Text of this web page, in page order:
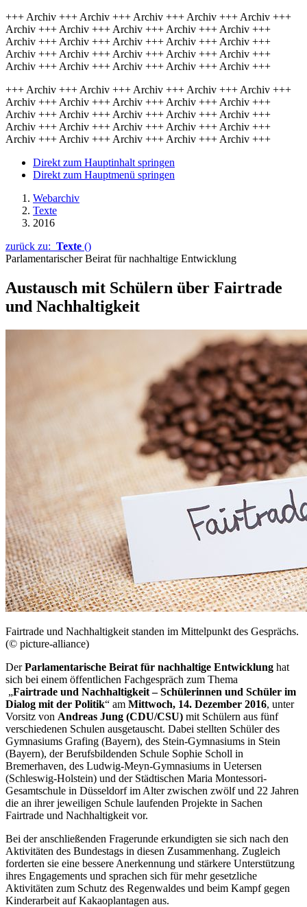
+++ Archiv +++ Archiv +++ Archiv +++ Archiv +++ Archiv +++
Archiv +++ Archiv +++ Archiv +++ Archiv +++ Archiv +++
Archiv +++ Archiv +++ Archiv +++ Archiv +++ Archiv +++
Archiv +++ Archiv +++ Archiv +++ Archiv +++ Archiv +++
Archiv +++ Archiv +++ Archiv +++ Archiv +++ Archiv +++
+++ Archiv +++ Archiv +++ Archiv +++ Archiv +++ Archiv +++
Archiv +++ Archiv +++ Archiv +++ Archiv +++ Archiv +++
Archiv +++ Archiv +++ Archiv +++ Archiv +++ Archiv +++
Archiv +++ Archiv +++ Archiv +++ Archiv +++ Archiv +++
Archiv +++ Archiv +++ Archiv +++ Archiv +++ Archiv +++
Direkt zum Hauptinhalt springen
Direkt zum Hauptmenü springen
Webarchiv
Texte
2016
zurück zu: Texte ()
Parlamentarischer Beirat für nachhaltige Entwicklung
Austausch mit Schülern über Fairtrade
und Nachhaltigkeit
Fairtrade und Nachhaltigkeit standen im Mittelpunkt des Gesprächs.
(© picture-alliance)
DerParlamentarische Beirat für nachhaltige Entwicklung hat
sich bei einem öffentlichen Fachgespräch zum Thema
„Fairtrade und Nachhaltigkeit – Schülerinnen und Schüler im
Dialog mit der Politik“ am Mittwoch, 14. Dezember 2016, unter
Vorsitz von Andreas Jung (CDU/CSU) mit Schülern aus fünf
verschiedenen Schulen ausgetauscht. Dabei stellten Schüler des
Gymnasiums Grafing (Bayern), des Stein-Gymnasiums in Stein
(Bayern), der Berufsbildenden Schule Sophie Scholl in
Bremerhaven, des Ludwig-Meyn-Gymnasiums in Uetersen
(Schleswig-Holstein) und der Städtischen Maria Montessori-
Gesamtschule in Düsseldorf im Alter zwischen zwölf und 22 Jahren
die an ihrer jeweiligen Schule laufenden Projekte in Sachen
Fairtrade und Nachhaltigkeit vor.
Bei der anschließenden Fragerunde erkundigten sie sich nach den
Aktivitäten des Bundestags in diesen Zusammenhang. Zugleich
forderten sie eine bessere Anerkennung und stärkere Unterstützung
ihres Engagements und sprachen sich für mehr gesetzliche
Aktivitäten zum Schutz des Regenwaldes und beim Kampf gegen
Kinderarbeit auf Kakaoplantagen aus.